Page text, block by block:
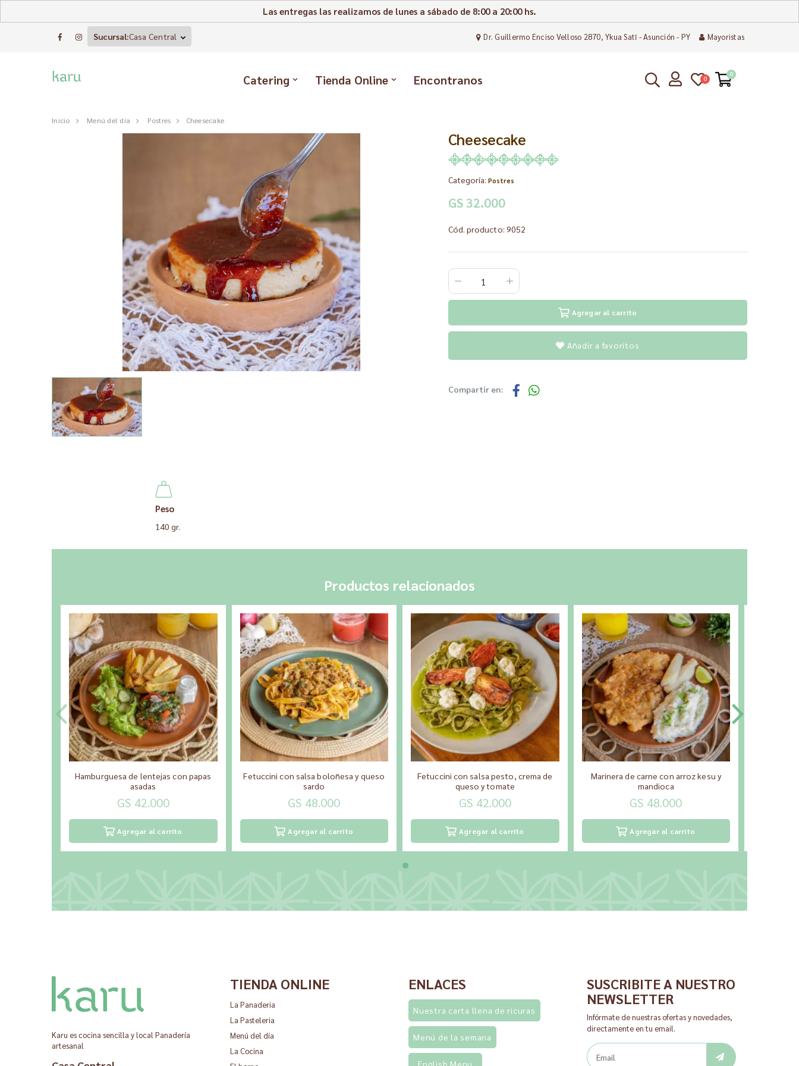
Las entregas las realizamos de lunes a sábado de 8:00 a 20:00 hs.
Sucursal:Casa Central Dr. Guillermo Enciso Velloso 2870, Ykua Satĩ - Asunción - PY Mayoristas
Catering Tienda Online Encontranos 0
0
Inicio Menú del día Postres Cheesecake
Cheesecake
Categoría: Postres
GS 32.000
Cód. producto: 9052
Agregar al carrito
Añadir a favoritos
Compartir en:
Peso
140 gr.
Productos relacionados
Hamburguesa de lentejas con papas
asadas
GS 42.000
Agregar al carrito
Fetuccini con salsa boloñesa y queso
sardo
GS 48.000
Agregar al carrito
Fetuccini con salsa pesto, crema de
queso y tomate
GS 42.000
Agregar al carrito
Marinera de carne con arroz kesu y
mandioca
GS 48.000
Agregar al carrito
Karu es cocina sencilla y local Panadería
artesanal
TIENDA ONLINE
La Panaderia
La Pasteleria
Menú del día
La Cocina
ENLACES
Nuestra carta llena de ricuras
Menú de la semana
English Menu
SUSCRIBITE A NUESTRO
NEWSLETTER
Infórmate de nuestras ofertas y novedades,
directamente en tu email.